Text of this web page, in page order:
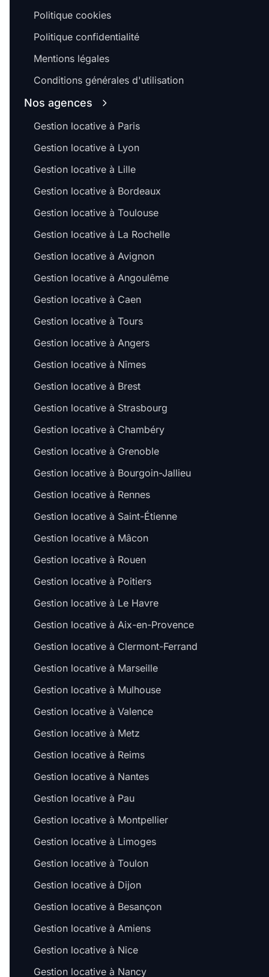
Politique cookies
Politique confidentialité
Mentions légales
Conditions générales d'utilisation
Nos agences
Gestion locative à Paris
Gestion locative à Lyon
Gestion locative à Lille
Gestion locative à Bordeaux
Gestion locative à Toulouse
Gestion locative à La Rochelle
Gestion locative à Avignon
Gestion locative à Angoulême
Gestion locative à Caen
Gestion locative à Tours
Gestion locative à Angers
Gestion locative à Nîmes
Gestion locative à Brest
Gestion locative à Strasbourg
Gestion locative à Chambéry
Gestion locative à Grenoble
Gestion locative à Bourgoin-Jallieu
Gestion locative à Rennes
Gestion locative à Saint-Étienne
Gestion locative à Mâcon
Gestion locative à Rouen
Gestion locative à Poitiers
Gestion locative à Le Havre
Gestion locative à Aix-en-Provence
Gestion locative à Clermont-Ferrand
Gestion locative à Marseille
Gestion locative à Mulhouse
Gestion locative à Valence
Gestion locative à Metz
Gestion locative à Reims
Gestion locative à Nantes
Gestion locative à Pau
Gestion locative à Montpellier
Gestion locative à Limoges
Gestion locative à Toulon
Gestion locative à Dijon
Gestion locative à Besançon
Gestion locative à Amiens
Gestion locative à Nice
Gestion locative à Nancy